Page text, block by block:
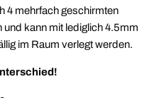
4 mehrfach geschirmten
kann mit lediglich 4.5mm
im Raum verlegt werden.